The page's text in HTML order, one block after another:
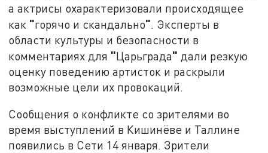
аактрисы охарактеризовали происходящее
как "горячо и скандально". Эксперты в
области культуры и безопасности в
комментариях для "Царьграда" дали резкую
оценку поведению артисток и раскрыли
возможные цели их провокаций.
Сообщения о конфликте со зрителями во
время выступлений в Кишинёве и Таллине
появились в Сети 14 января. Зрители